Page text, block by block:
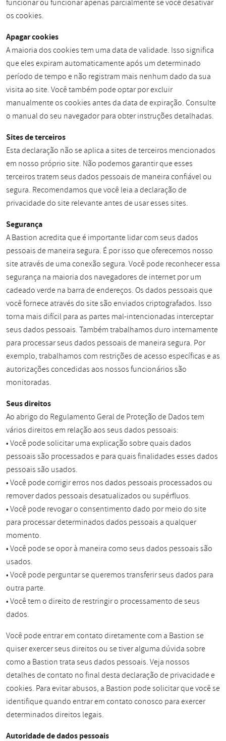
funcionar ou funcionar apenas parcialmente se você desativar
os cookies.
Apagar cookies
A maioria dos cookies tem uma data de validade. Isso significa
que eles expiram automaticamente após um determinado
período de tempo e não registram mais nenhum dado da sua
visita ao site. Você também pode optar por excluir
manualmente os cookies antes da data de expiração. Consulte
o manual do seu navegador para obter instruções detalhadas.
Sites de terceiros
Esta declaração não se aplica a sites de terceiros mencionados
em nosso próprio site. Não podemos garantir que esses
terceiros tratem seus dados pessoais de maneira confiável ou
segura. Recomendamos que você leia a declaração de
privacidade do site relevante antes de usar esses sites.
Segurança
A Bastion acredita que é importante lidar com seus dados
pessoais de maneira segura. É por isso que oferecemos nosso
site através de uma conexão segura. Você pode reconhecer essa
segurança na maioria dos navegadores de internet por um
cadeado verde na barra de endereços. Os dados pessoais que
você fornece através do site são enviados criptografados. Isso
torna mais difícil para as partes mal-intencionadas interceptar
seus dados pessoais. Também trabalhamos duro internamente
para processar seus dados pessoais de maneira segura. Por
exemplo, trabalhamos com restrições de acesso específicas e as
autorizações concedidas aos nossos funcionários são
monitoradas.
Seus direitos
Ao abrigo do Regulamento Geral de Proteção de Dados tem
vários direitos em relação aos seus dados pessoais:
• Você pode solicitar uma explicação sobre quais dados
pessoais são processados e para quais finalidades esses dados
pessoais são usados.
• Você pode corrigir erros nos dados pessoais processados ou
remover dados pessoais desatualizados ou supérfluos.
• Você pode revogar o consentimento dado por meio do site
para processar determinados dados pessoais a qualquer
momento.
• Você pode se opor à maneira como seus dados pessoais são
usados.
• Você pode perguntar se queremos transferir seus dados para
outra parte.
• Você tem o direito de restringir o processamento de seus
dados.
Você pode entrar em contato diretamente com a Bastion se
quiser exercer seus direitos ou se tiver alguma dúvida sobre
como a Bastion trata seus dados pessoais. Veja nossos
detalhes de contato no final desta declaração de privacidade e
cookies. Para evitar abusos, a Bastion pode solicitar que você se
identifique quando entrar em contato conosco para exercer
determinados direitos legais.
Autoridade de dados pessoais